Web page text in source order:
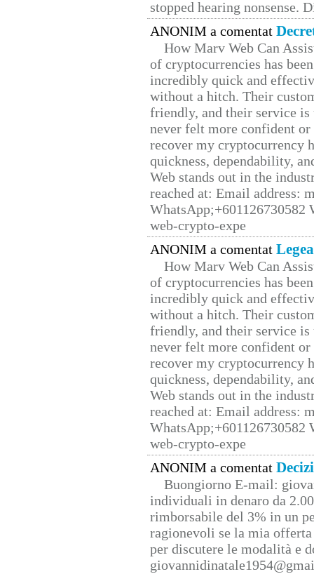
stopped hearing nonsense.
ANONIM a comentat
How Marv Web Can
of cryptocurrencies has
incredibly quick and
without a hitch. Their
friendly, and their service
never felt more confident
recover my cryptocurrency
quickness, dependability,
Web stands out in the
reached at: Email address:
web-crypto-expe
ANONIM a comentat
How Marv Web Can
of cryptocurrencies has
incredibly quick and
without a hitch. Their
friendly, and their service
never felt more confident
recover my cryptocurrency
quickness, dependability,
Web stands out in the
reached at: Email address:
web-crypto-expe
ANONIM a comentat
Buongiorno E-mail:
individuali in denaro da
rimborsabile del 3% in un
ragionevoli se la mia
per discutere le modalità e